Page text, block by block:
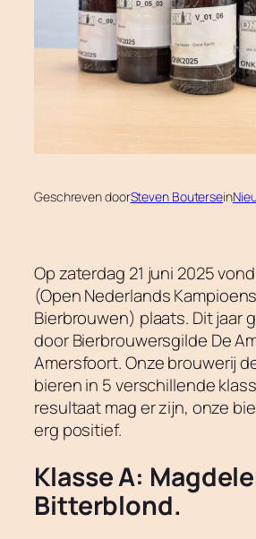
Geschreven doorSteven Boutersein
Op zaterdag 21 juni 2025
(Open Nederlands
Bierbrouwen) plaats. Dit jaar
door Bierbrouwersgilde De
Amersfoort. Onze brouwerij
bieren in 5 verschillende
resultaat mag er zijn, onze
erg positief.
Klasse A:
Bitterblond.